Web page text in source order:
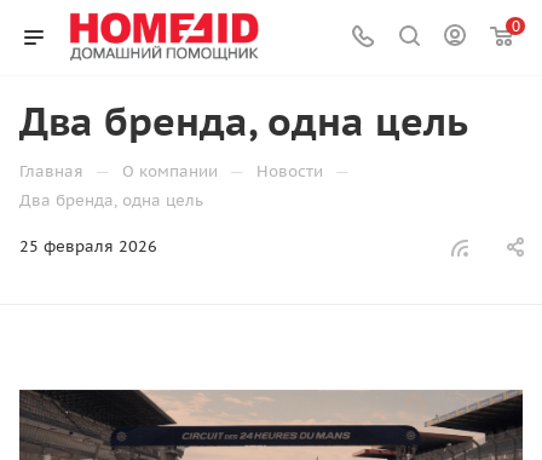
0
Два бренда, одна цель
Главная — О компании — Новости —
Два бренда, одна цель
25 февраля 2026